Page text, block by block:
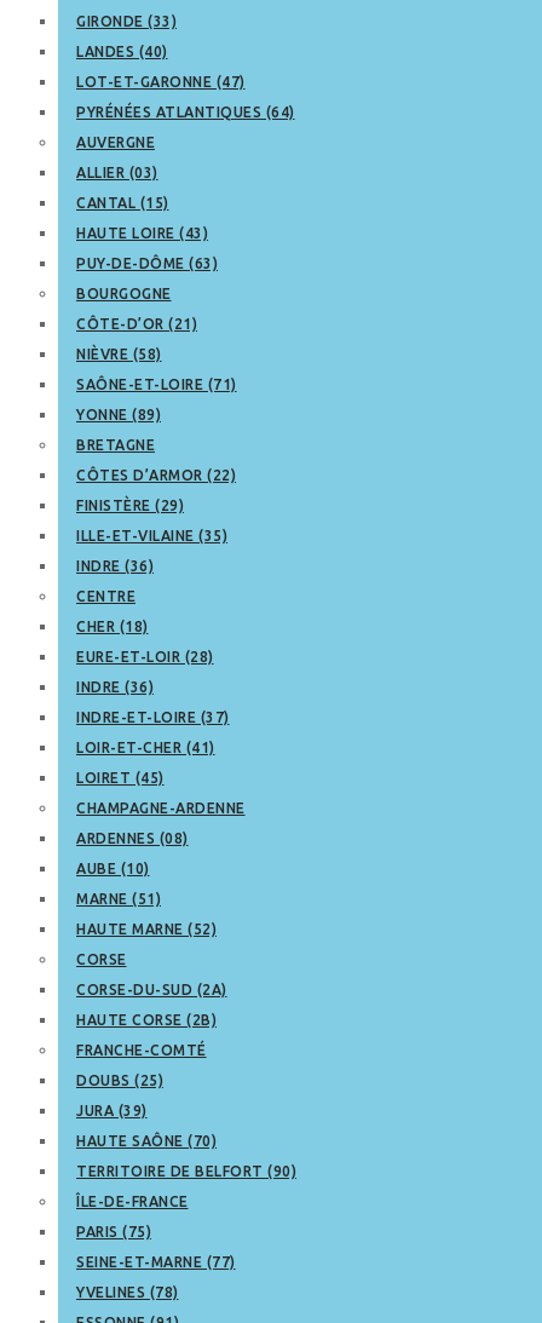
GIRONDE (33)
LANDES (40)
LOT-ET-GARONNE (47)
PYRÉNÉES ATLANTIQUES (64)
AUVERGNE
ALLIER (03)
CANTAL (15)
HAUTE LOIRE (43)
PUY-DE-DÔME (63)
BOURGOGNE
CÔTE-D’OR (21)
NIÈVRE (58)
SAÔNE-ET-LOIRE (71)
YONNE (89)
BRETAGNE
CÔTES D’ARMOR (22)
FINISTÈRE (29)
ILLE-ET-VILAINE (35)
INDRE (36)
CENTRE
CHER (18)
EURE-ET-LOIR (28)
INDRE (36)
INDRE-ET-LOIRE (37)
LOIR-ET-CHER (41)
LOIRET (45)
CHAMPAGNE-ARDENNE
ARDENNES (08)
AUBE (10)
MARNE (51)
HAUTE MARNE (52)
CORSE
CORSE-DU-SUD (2A)
HAUTE CORSE (2B)
FRANCHE-COMTÉ
DOUBS (25)
JURA (39)
HAUTE SAÔNE (70)
TERRITOIRE DE BELFORT (90)
ÎLE-DE-FRANCE
PARIS (75)
SEINE-ET-MARNE (77)
YVELINES (78)